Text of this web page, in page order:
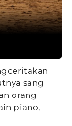
sang
orang
piano,